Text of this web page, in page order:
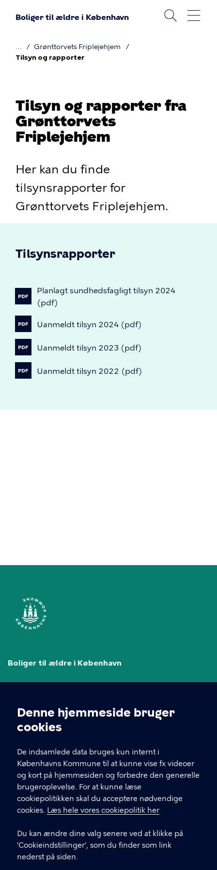
Cookieindstillinger
Denne hjemmeside bruger
cookies
De indsamlede data bruges kun internt i
Københavns Kommune til at kunne vise fx videoer
og kort på hjemmesiden og forbedre den generelle
brugeroplevelse. For at kunne læse
cookiepolitikken skal du acceptere nødvendige
cookies. Læs hele vores cookiepolitik her
Du kan ændre dine valg senere ved at klikke på
'Cookieindstillinger', som du finder som link
nederst på siden.
Boliger til ældre i København
Brødkrumme
Grønttorvets Friplejehjem
Tilsyn og rapporter
Tilsyn og rapporter fra
Grønttorvets
Friplejehjem
Her kan du finde
tilsynsrapporter for
Grønttorvets Friplejehjem.
Tilsynsrapporter
Planlagt sundhedsfagligt tilsyn 2024
(pdf)
Uanmeldt tilsyn 2024 (pdf)
Uanmeldt tilsyn 2023 (pdf)
Uanmeldt tilsyn 2022 (pdf)
Boliger til ældre i København
ældreboliger og tryghedsboliger.
Kontakt
Om denne hjemmeside
Ledige stillinger
Job i Sundheds- og Omsorgsforvaltningen
Tilsyn og rapporter